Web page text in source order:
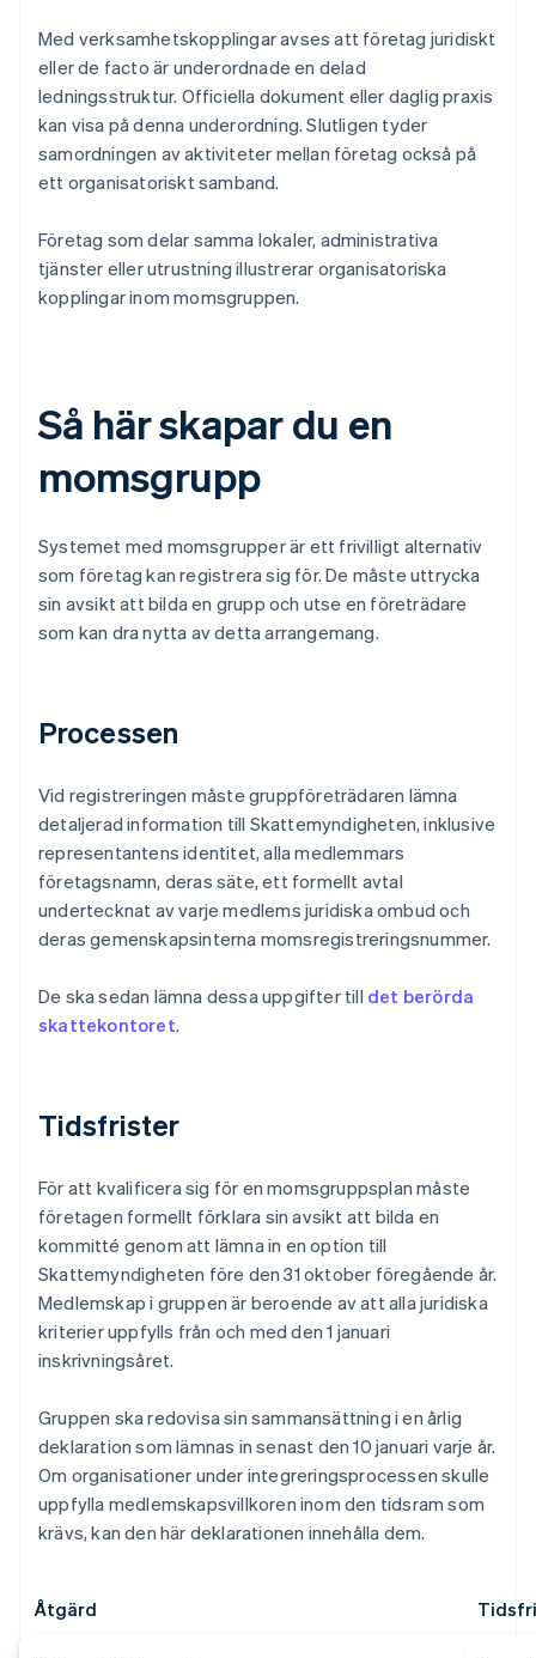
Med verksamhetskopplingar avses att företag juridiskt
eller de facto är underordnade en delad
ledningsstruktur. Officiella dokument eller daglig praxis
kan visa på denna underordning. Slutligen tyder
samordningen av aktiviteter mellan företag också på
ett organisatoriskt samband.
Företag som delar samma lokaler, administrativa
tjänster eller utrustning illustrerar organisatoriska
kopplingar inom momsgruppen.
Så här skapar du en
momsgrupp
Systemet med momsgrupper är ett frivilligt alternativ
som företag kan registrera sig för. De måste uttrycka
sin avsikt att bilda en grupp och utse en företrädare
som kan dra nytta av detta arrangemang.
Processen
Vid registreringen måste gruppföreträdaren lämna
detaljerad information till Skattemyndigheten, inklusive
representantens identitet, alla medlemmars
företagsnamn, deras säte, ett formellt avtal
undertecknat av varje medlems juridiska ombud och
deras gemenskapsinterna momsregistreringsnummer.
De ska sedan lämna dessa uppgifter till det berörda
skattekontoret.
Tidsfrister
För att kvalificera sig för en momsgruppsplan måste
företagen formellt förklara sin avsikt att bilda en
kommitté genom att lämna in en option till
Skattemyndigheten före den 31 oktober föregående år.
Medlemskap i gruppen är beroende av att alla juridiska
kriterier uppfylls från och med den 1 januari
inskrivningsåret.
Gruppen ska redovisa sin sammansättning i en årlig
deklaration som lämnas in senast den 10 januari varje år.
Om organisationer under integreringsprocessen skulle
uppfylla medlemskapsvillkoren inom den tidsram som
krävs, kan den här deklarationen innehålla dem.
Åtgärd